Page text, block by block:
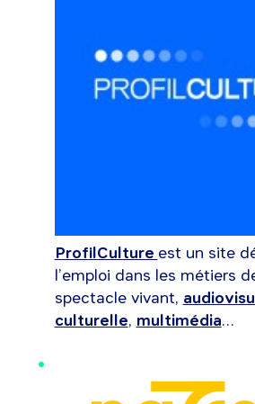
ProfilCulture est un site
l’emploi dans les métiers
spectacle vivant,
culturelle, multimédia…